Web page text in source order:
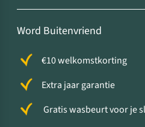
Word Buitenvriend
€10 welkomstkorting
Extra jaar garantie
Gratis wasbeurt voor je